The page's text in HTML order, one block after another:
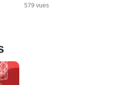
579 vues